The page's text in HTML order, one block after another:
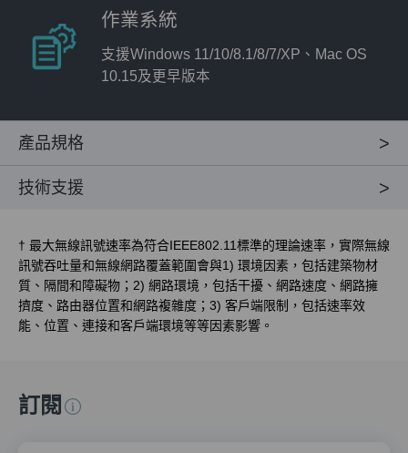
作業系統
支援Windows 11/10/8.1/8/7/XP、Mac OS
10.15及更早版本
產品規格
技術支援
† 最大無線訊號速率為符合IEEE802.11標準的理論速率，實際無線
訊號吞吐量和無線網路覆蓋範圍會與1) 環境因素，包括建築物材
質、隔間和障礙物；2) 網路環境，包括干擾、網路速度、網路擁
擠度、路由器位置和網路複雜度；3) 客戶端限制，包括速率效
能、位置、連接和客戶端環境等等因素影響。
訂閱